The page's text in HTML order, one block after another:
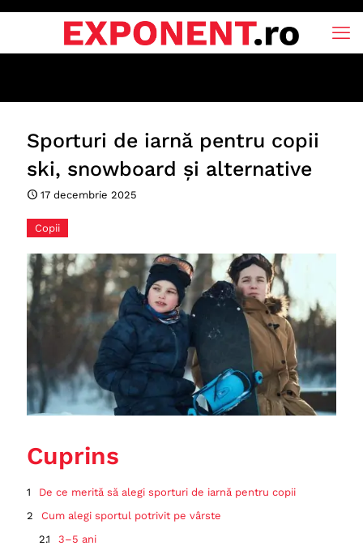
Sporturi de iarnă pentru copii
ski, snowboard și alternative
17 decembrie 2025
Copii
Cuprins
De ce merită să alegi sporturi de iarnă pentru copii
Cum alegi sportul potrivit pe vârste
3–5 ani